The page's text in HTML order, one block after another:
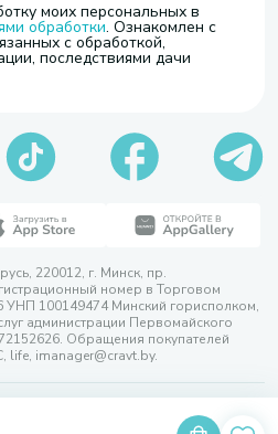
моих персональных в
обработки. Ознакомлен с
с обработкой,
последствиями дачи
220012, г. Минск, пр.
номер в Торговом
УНП 100149474 Минский горисполком,
администрации Первомайского
Обращения покупателей
life, imanager@cravt.by.